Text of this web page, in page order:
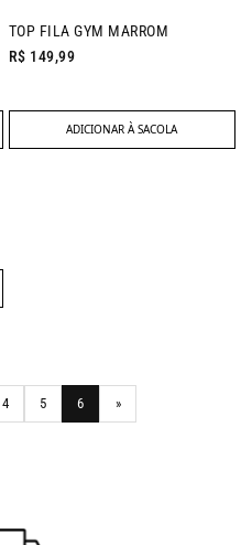
TOP FILA GYM MARROM
R$ 149,99
ADICIONAR À SACOLA
4 5 6 »Próxima